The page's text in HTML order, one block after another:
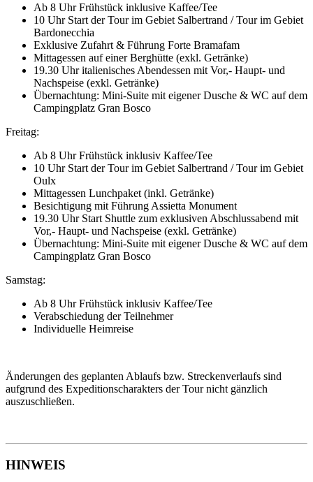
Ab 8 Uhr Frühstück inklusive Kaffee/Tee
10 Uhr Start der Tour im Gebiet Salbertrand / Tour im Gebiet
Bardonecchia
Exklusive Zufahrt & Führung Forte Bramafam
Mittagessen auf einer Berghütte (exkl. Getränke)
19.30 Uhr italienisches Abendessen mit Vor,- Haupt- und
Nachspeise (exkl. Getränke)
Übernachtung: Mini-Suite mit eigener Dusche & WC auf dem
Campingplatz Gran Bosco
Freitag:
Ab 8 Uhr Frühstück inklusiv Kaffee/Tee
10 Uhr Start der Tour im Gebiet Salbertrand / Tour im Gebiet
Oulx
Mittagessen Lunchpaket (inkl. Getränke)
Besichtigung mit Führung Assietta Monument
19.30 Uhr Start Shuttle zum exklusiven Abschlussabend mit
Vor,- Haupt- und Nachspeise (exkl. Getränke)
Übernachtung: Mini-Suite mit eigener Dusche & WC auf dem
Campingplatz Gran Bosco
Samstag:
Ab 8 Uhr Frühstück inklusiv Kaffee/Tee
Verabschiedung der Teilnehmer
Individuelle Heimreise
Änderungen des geplanten Ablaufs bzw. Streckenverlaufs sind
aufgrund des Expeditionscharakters der Tour nicht gänzlich
auszuschließen.
HINWEIS